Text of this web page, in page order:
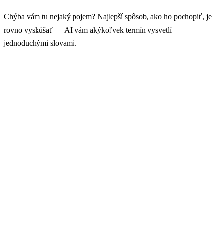
Chýba vám tu nejaký pojem? Najlepší spôsob, ako ho pochopiť, je
rovno vyskúšať — AI vám akýkoľvek termín vysvetlí
jednoduchými slovami.